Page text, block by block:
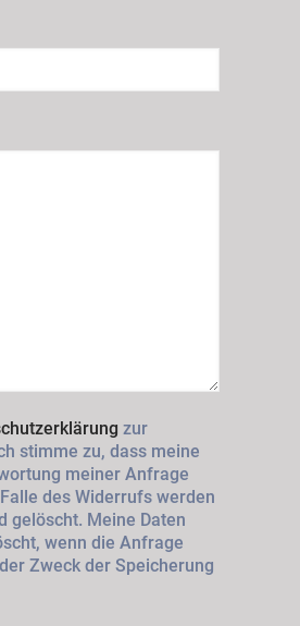
zur
stimme zu, dass meine
meiner Anfrage
des Widerrufs werden
gelöscht. Meine Daten
wenn die Anfrage
Zweck der Speicherung